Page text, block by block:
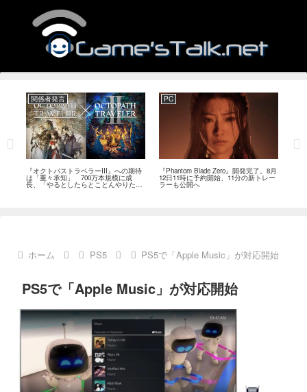
関係者発言
『オクトパストラベラーIII』への期待
は「重々承知」 700万本規模に成
長、「やるとしたらとことんやりた
い」と浅野智也氏
PC
『Phantom Blade Zero』開発完了。8月
12日11時に予約開始、11分の新トレー
ラーも公開へ
ホーム PS5 PS5で「Apple Music」が対応開始
PS5で「Apple Music」が対応開始